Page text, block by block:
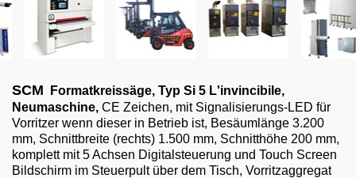
06103-9744-0
English
SCM Formatkreissäge, Typ Si 5 L'invincibile,
Neumaschine, CE Zeichen, mit Signalisierungs-LED für
Vorritzer wenn dieser in Betrieb ist, Besäumlänge 3.200
mm, Schnittbreite (rechts) 1.500 mm, Schnitthöhe 200 mm,
komplett mit 5 Achsen Digitalsteuerung und Touch Screen
Bildschirm im Steuerpult über dem Tisch, Vorritzaggregat